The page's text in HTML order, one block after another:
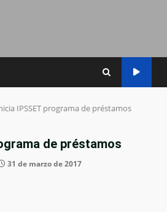
IPSSET programa de préstamos
de préstamos
31 de marzo de 2017